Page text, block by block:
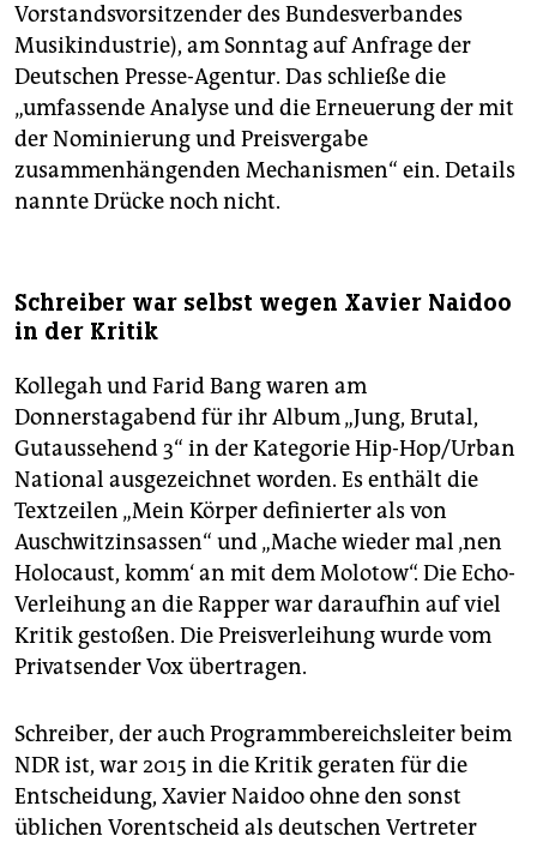
Vorstandsvorsitzender des Bundesverbandes
Musikindustrie), am Sonntag auf Anfrage der
Deutschen Presse-Agentur. Das schließe die
„umfassende Analyse und die Erneuerung der mit
der Nominierung und Preisvergabe
zusammenhängenden Mechanismen“ ein. Details
nannte Drücke noch nicht.
Schreiber war selbst wegen Xavier Naidoo
in der Kritik
Kollegah und Farid Bang waren am
Donnerstagabend für ihr Album „Jung, Brutal,
Gutaussehend 3“ in der Kategorie Hip-Hop/Urban
National ausgezeichnet worden. Es enthält die
Textzeilen „Mein Körper definierter als von
Auschwitzinsassen“ und „Mache wieder mal ‚nen
Holocaust, komm‘ an mit dem Molotow“. Die Echo-
Verleihung an die Rapper war daraufhin auf viel
Kritik gestoßen. Die Preisverleihung wurde vom
Privatsender Vox übertragen.
Schreiber, der auch Programmbereichsleiter beim
NDR ist, war 2015 in die Kritik geraten für die
Entscheidung, Xavier Naidoo ohne den sonst
üblichen Vorentscheid als deutschen Vertreter